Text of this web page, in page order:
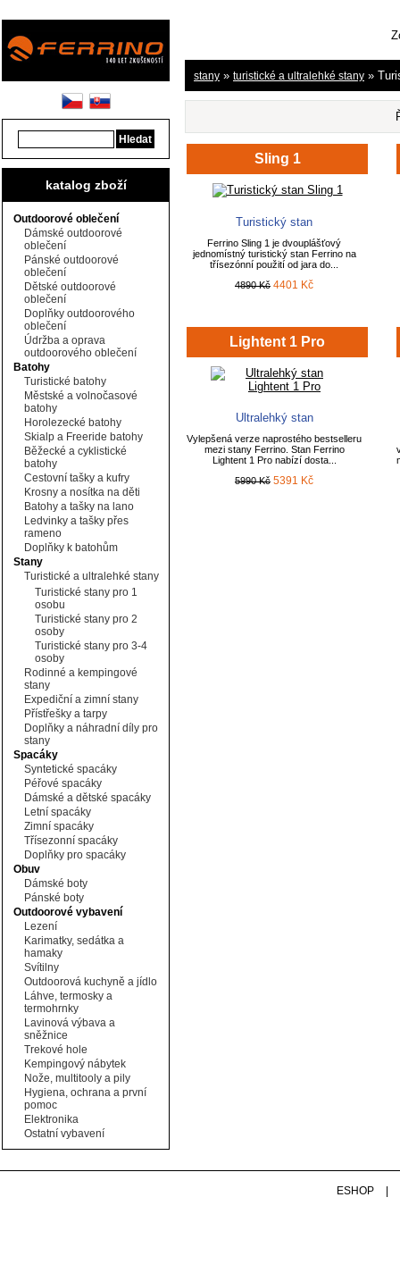
katalog zboží
Outdoorové oblečení
Dámské outdoorové
oblečení
Pánské outdoorové
oblečení
Dětské outdoorové
oblečení
Doplňky outdoorového
oblečení
Údržba a oprava
outdoorového oblečení
Batohy
Turistické batohy
Městské a volnočasové
batohy
Horolezecké batohy
Skialp a Freeride batohy
Běžecké a cyklistické
batohy
Cestovní tašky a kufry
Krosny a nosítka na děti
Batohy a tašky na lano
Ledvinky a tašky přes
rameno
Doplňky k batohům
Stany
Turistické a ultralehké stany
Turistické stany pro 1
osobu
Turistické stany pro 2
osoby
Turistické stany pro 3-4
osoby
Rodinné a kempingové
stany
Expediční a zimní stany
Přístřešky a tarpy
Doplňky a náhradní díly pro
stany
Spacáky
Syntetické spacáky
Péřové spacáky
Dámské a dětské spacáky
Letní spacáky
Zimní spacáky
Třísezonní spacáky
Doplňky pro spacáky
Obuv
Dámské boty
Pánské boty
Outdoorové vybavení
Lezení
Karimatky, sedátka a
hamaky
Svítilny
Outdoorová kuchyně a jídlo
Láhve, termosky a
termohrnky
Lavinová výbava a
sněžnice
Trekové hole
Kempingový nábytek
Nože, multitooly a pily
Hygiena, ochrana a první
pomoc
Elektronika
Ostatní vybavení
stany » turistické a ultralehké stany »
Sling 1
Turistický stan
Ferrino Sling 1 je dvouplášťový
jednomístný turistický stan Ferrino na
třísezónní použití od jara do...
4890 Kč 4401 Kč
Lightent 1 Pro
Ultralehký stan
Vylepšená verze naprostého bestselleru
mezi stany Ferrino. Stan Ferrino
Lightent 1 Pro nabízí dosta...
5990 Kč 5391 Kč
ESHOP